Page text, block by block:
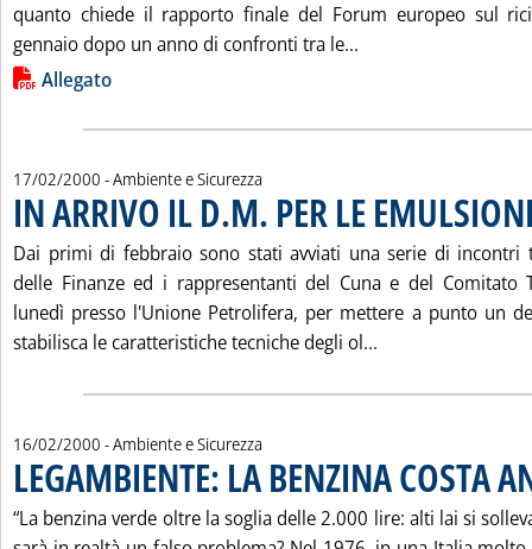
quanto chiede il rapporto finale del Forum europeo sul
gennaio dopo un anno di confronti tra le...
Lista allegati PDF alla notizia
Allegato
17/02/2000 - Ambiente e Sicurezza
IN ARRIVO IL D.M. PER LE
Dai primi di febbraio sono stati avviati una serie di incontri
delle Finanze ed i rappresentanti del Cuna e del Comitato
lunedì presso l'Unione Petrolifera, per mettere a punto un
stabilisca le caratteristiche tecniche degli ol...
16/02/2000 - Ambiente e Sicurezza
LEGAMBIENTE: LA BENZINA COSTA
“La benzina verde oltre la soglia delle 2.000 lire: alti lai si